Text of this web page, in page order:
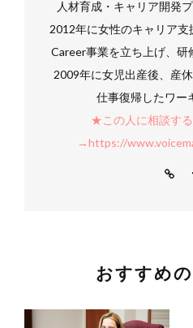
人材育成・キャリア開発
2012年に女性のキャリア
Career事業を立ち上げ、研
2009年に女児出産後、産
仕事復帰したワー
★この人に相談す
→https://
おすすめ